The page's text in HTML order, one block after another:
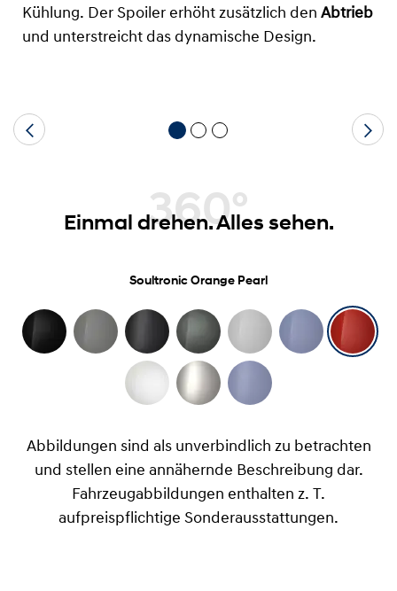
Kühlung. Der Spoiler erhöht zusätzlich den Abtrieb
und unterstreicht das dynamische Design.
360°
Einmal drehen. Alles sehen.
Soultronic Orange Pearl
Abbildungen sind als unverbindlich zu betrachten
und stellen eine annähernde Beschreibung dar.
Fahrzeugabbildungen enthalten z. T.
aufpreispflichtige Sonderausstattungen.